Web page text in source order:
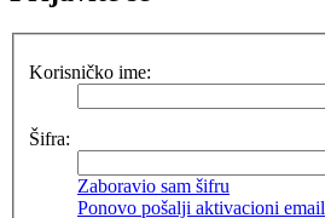
Korisničko ime:
Šifra:
Zaboravio sam šifru
Ponovo pošalji aktivacioni email